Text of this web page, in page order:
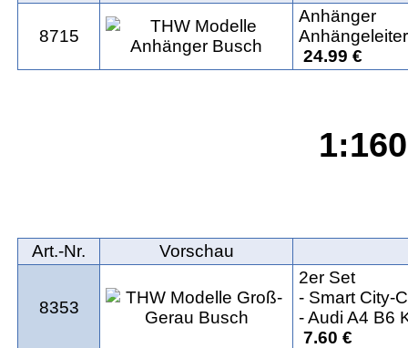
8715
Anhänger
24.99 €
Art.‑Nr. Vorschau
8353
2er Set
- Smart City-
- Audi A4 B6
7.60 €